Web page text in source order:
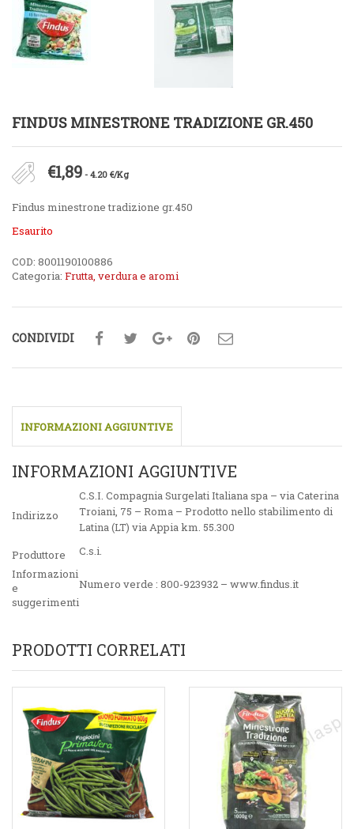
FINDUS MINESTRONE TRADIZIONE GR.450
€1,89 - 4.20 €/Kg
Findus minestrone tradizione gr.450
Esaurito
COD: 8001190100886
Categoria: Frutta, verdura e aromi
CONDIVIDI
INFORMAZIONI AGGIUNTIVE
INFORMAZIONI AGGIUNTIVE
Indirizzo
C.S.I. Compagnia Surgelati Italiana spa – via Caterina
Troiani, 75 – Roma – Prodotto nello stabilimento di
Latina (LT) via Appia km. 55.300
Produttore
C.s.i.
Informazioni
e
suggerimenti
Numero verde : 800-923932 – www.findus.it
PRODOTTI CORRELATI